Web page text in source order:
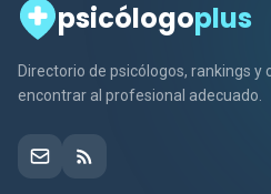
psicólogoplus
Directorio de psicólogos, rankings
encontrar al profesional adecuado.